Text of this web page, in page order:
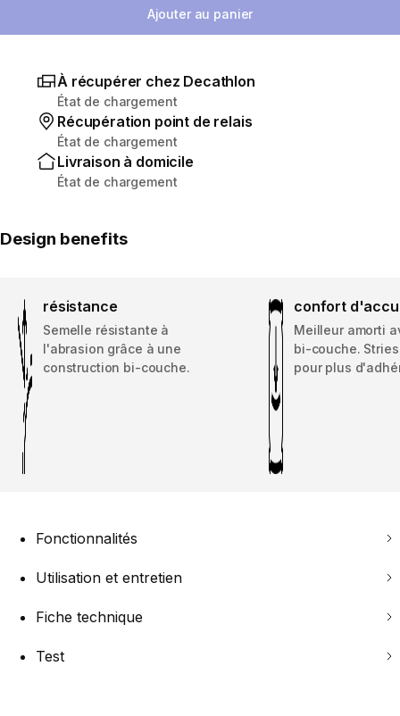
Ajouter au panier
À récupérer chez Decathlon
État de chargement
Récupération point de relais
État de chargement
Livraison à domicile
État de chargement
Design benefits
résistance
Semelle résistante à
l'abrasion grâce à une
construction bi-couche.
confort
Meilleur amorti
bi-couche.
pour plus
Fonctionnalités
Utilisation et entretien
Fiche technique
Test